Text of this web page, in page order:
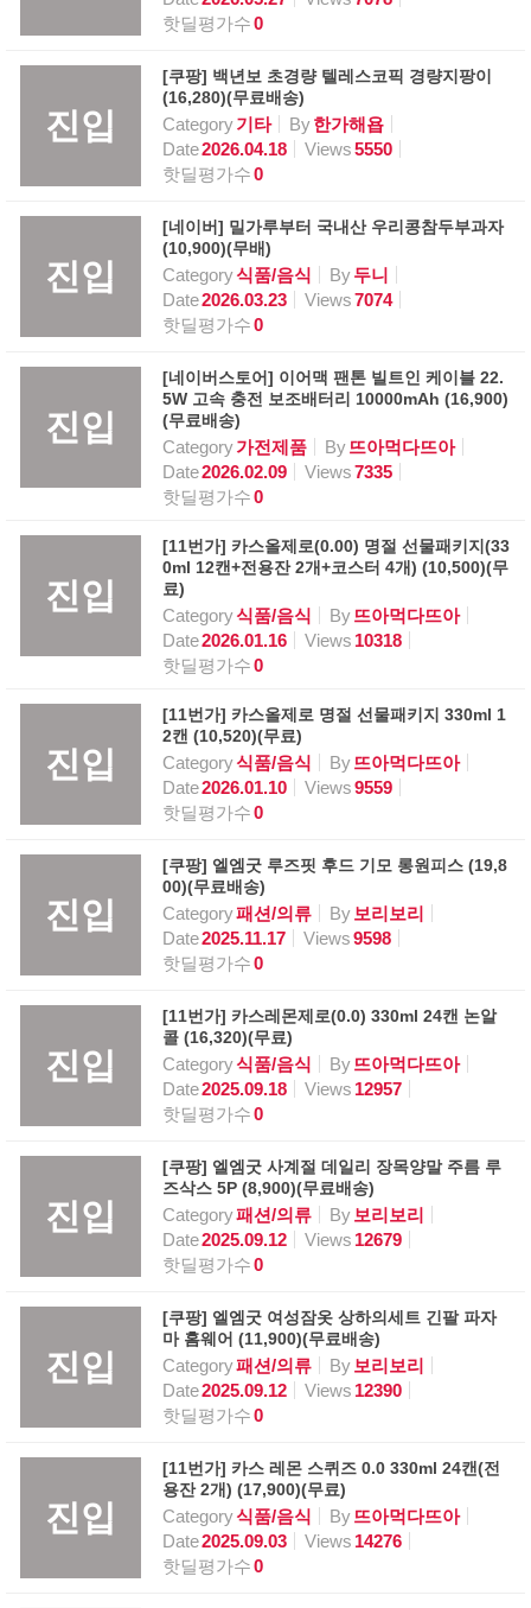
핫딜평가수0
진입
[쿠팡] 백년보 초경량 텔레스코픽 경량지팡이
(16,280)(무료배송)
Category기타 By한가해욥
Date2026.04.18 Views5550
핫딜평가수0
진입
[네이버] 밀가루부터 국내산 우리콩참두부과자
(10,900)(무배)
Category식품/음식 By두니
Date2026.03.23 Views7074
핫딜평가수0
진입
[네이버스토어] 이어맥 팬톤 빌트인 케이블 22.
5W 고속 충전 보조배터리 10000mAh (16,900)
(무료배송)
Category가전제품 By뜨아먹다뜨아
Date2026.02.09 Views7335
핫딜평가수0
진입
[11번가] 카스올제로(0.00) 명절 선물패키지(33
0ml 12캔+전용잔 2개+코스터 4개) (10,500)(무
료)
Category식품/음식 By뜨아먹다뜨아
Date2026.01.16 Views 10318
핫딜평가수0
진입
[11번가] 카스올제로 명절 선물패키지 330ml 1
2캔 (10,520)(무료)
Category식품/음식 By뜨아먹다뜨아
Date2026.01.10 Views9559
핫딜평가수0
진입
[쿠팡] 엘엠굿 루즈핏 후드 기모 롱원피스 (19,8
00)(무료배송)
Category패션/의류 By 보리보리
Date2025.11.17 Views9598
핫딜평가수0
진입
[11번가] 카스레몬제로(0.0) 330ml 24캔 논알
콜 (16,320)(무료)
Category식품/음식 By뜨아먹다뜨아
Date2025.09.18 Views 12957
핫딜평가수0
진입
[쿠팡] 엘엠굿 사계절 데일리 장목양말 주름 루
즈삭스 5P (8,900)(무료배송)
Category패션/의류 By 보리보리
Date2025.09.12 Views 12679
핫딜평가수0
진입
[쿠팡] 엘엠굿 여성잠옷 상하의세트 긴팔 파자
마 홈웨어 (11,900)(무료배송)
Category패션/의류 By 보리보리
Date2025.09.12 Views 12390
핫딜평가수0
진입
[11번가] 카스 레몬 스퀴즈 0.0 330ml 24캔(전
용잔 2개) (17,900)(무료)
Category식품/음식 By뜨아먹다뜨아
Date2025.09.03 Views 14276
핫딜평가수0